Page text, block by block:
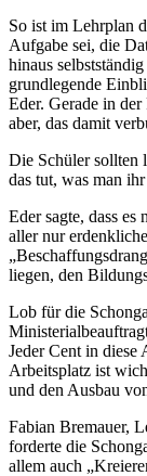
So ist im Lehrplan
Aufgabe sei, die
hinaus
grundlegende
Eder. Gerade in
aber, das damit
Die Schüler sollten
das tut, was man
Eder sagte, dass
aller nur
liegen, den
Lob für die
Jeder Cent in diese
Arbeitsplatz ist
und den Ausbau
Fabian Bremauer,
forderte die
allem auch